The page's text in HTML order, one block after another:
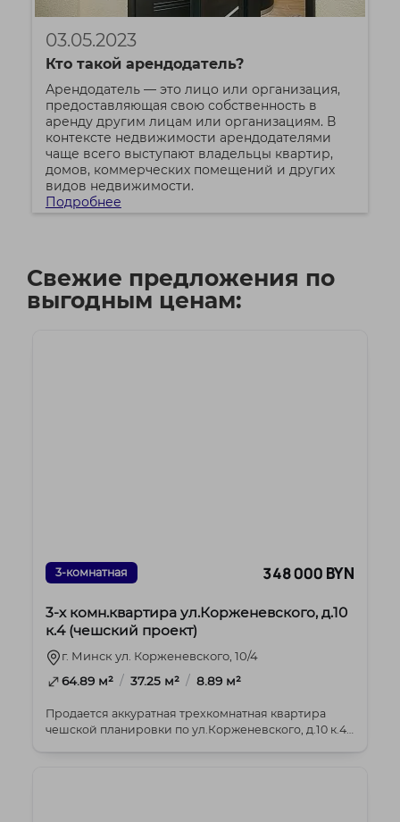
03.05.2023
Кто такой арендодатель?
Арендодатель — это лицо или организация,
предоставляющая свою собственность в
аренду другим лицам или организациям. В
контексте недвижимости арендодателями
чаще всего выступают владельцы квартир,
домов, коммерческих помещений и других
видов недвижимости.
Подробнее
Свежие предложения по
выгодным ценам:
3-комнатная 348 000 BYN
3-х комн.квартира ул.Корженевского, д.10
к.4 (чешский проект)
г. Минск ул. Корженевского, 10/4
64.89 м² / 37.25 м² / 8.89 м²
Продается аккуратная трехкомнатная квартира
чешской планировки по ул.Корженевского, д.10 к.4